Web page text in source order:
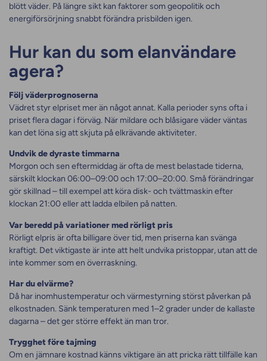
blött väder. På längre sikt kan faktorer som geopolitik och
energiförsörjning snabbt förändra prisbilden igen.
Hur kan du som elanvändare
agera?
Följ väderprognoserna
Vädret styr elpriset mer än något annat. Kalla perioder syns ofta i
priset flera dagar i förväg. När mildare och blåsigare väder väntas
kan det löna sig att skjuta på elkrävande aktiviteter.
Undvik de dyraste timmarna
Morgon och sen eftermiddag är ofta de mest belastade tiderna,
särskilt klockan 06:00–09:00 och 17:00–20:00. Små förändringar
gör skillnad – till exempel att köra disk- och tvättmaskin efter
klockan 21:00 eller att ladda elbilen på natten.
Var beredd på variationer med rörligt pris
Rörligt elpris är ofta billigare över tid, men priserna kan svänga
kraftigt. Det viktigaste är inte att helt undvika pristoppar, utan att de
inte kommer som en överraskning.
Har du elvärme?
Då har inomhustemperatur och värmestyrning störst påverkan på
elkostnaden. Sänk temperaturen med 1–2 grader under de kallaste
dagarna – det ger större effekt än man tror.
Trygghet före tajming
Om en jämnare kostnad känns viktigare än att pricka rätt tillfälle kan